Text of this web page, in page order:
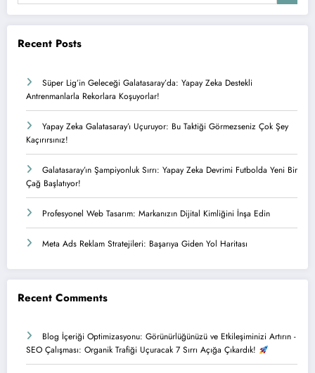
Recent Posts
Süper Lig’in Geleceği Galatasaray’da: Yapay Zeka Destekli
Antrenmanlarla Rekorlara Koşuyorlar!
Yapay Zeka Galatasaray’ı Uçuruyor: Bu Taktiği Görmezseniz Çok Şey
Kaçırırsınız!
Galatasaray’ın Şampiyonluk Sırrı: Yapay Zeka Devrimi Futbolda Yeni Bir
Çağ Başlatıyor!
Profesyonel Web Tasarım: Markanızın Dijital Kimliğini İnşa Edin
Meta Ads Reklam Stratejileri: Başarıya Giden Yol Haritası
Recent Comments
Blog İçeriği Optimizasyonu: Görünürlüğünüzü ve Etkileşiminizi Artırın -
SEO Çalışması: Organik Trafiği Uçuracak 7 Sırrı Açığa Çıkardık!